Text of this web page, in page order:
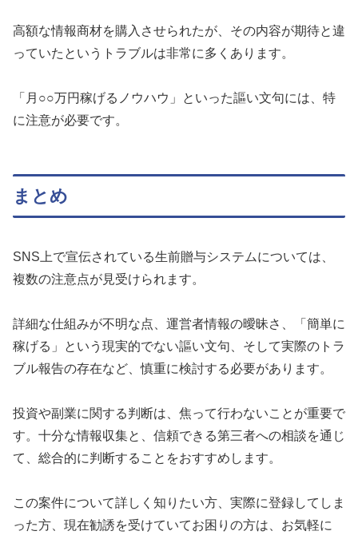
高額な情報商材を購入させられたが、その内容が期待と違
っていたというトラブルは非常に多くあります。
「月○○万円稼げるノウハウ」といった謳い文句には、特
に注意が必要です。
まとめ
SNS上で宣伝されている生前贈与システムについては、
複数の注意点が見受けられます。
詳細な仕組みが不明な点、運営者情報の曖昧さ、「簡単に
稼げる」という現実的でない謳い文句、そして実際のトラ
ブル報告の存在など、慎重に検討する必要があります。
投資や副業に関する判断は、焦って行わないことが重要で
す。十分な情報収集と、信頼できる第三者への相談を通じ
て、総合的に判断することをおすすめします。
この案件について詳しく知りたい方、実際に登録してしま
った方、現在勧誘を受けていてお困りの方は、お気軽に